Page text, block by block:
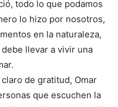
todo lo que podamos
lo hizo por nosotros,
en la naturaleza,
llevar a vivir una
de gratitud, Omar
que escuchen la